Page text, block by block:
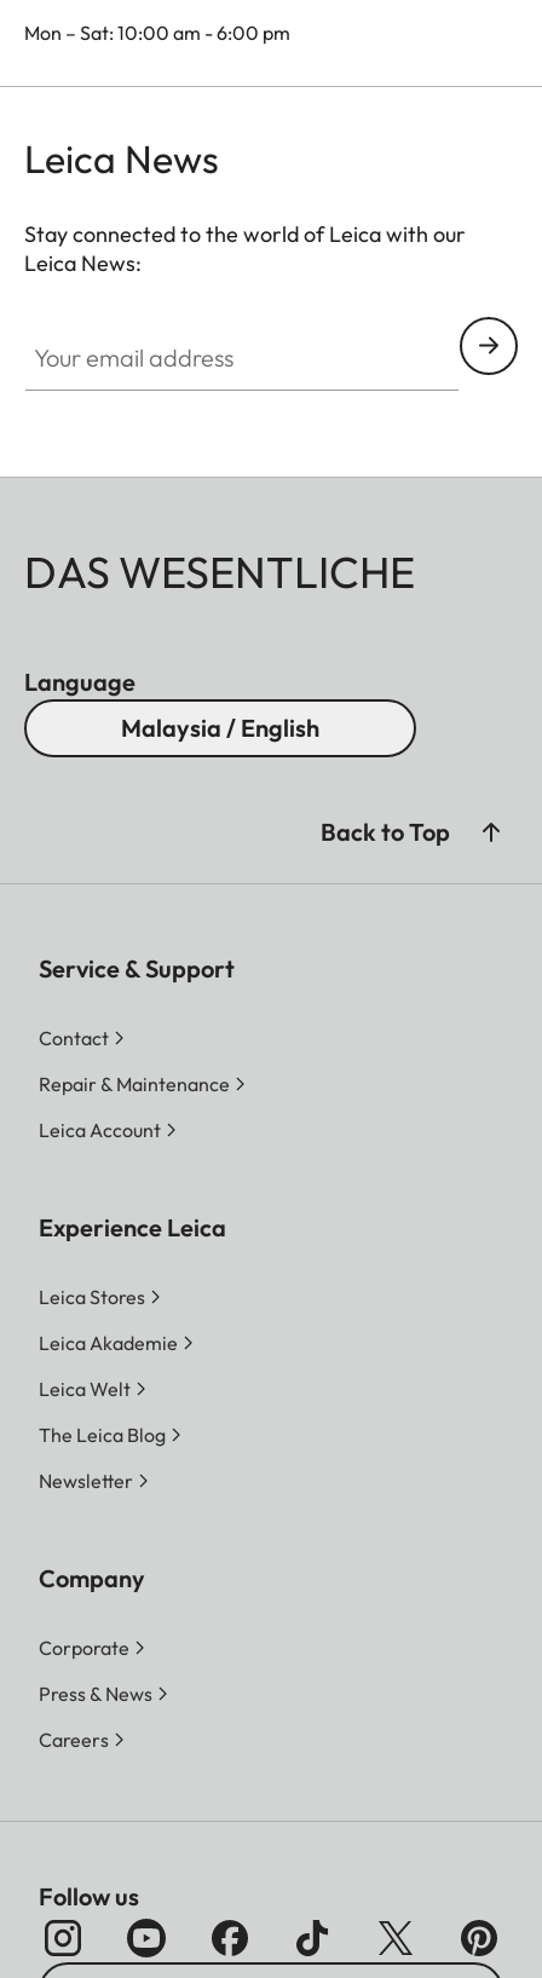
Mon – Sat: 10:00 am - 6:00 pm
Leica News
Stay connected to the world of Leica with our
Leica News:
DAS WESENTLICHE
Language
Malaysia / English
Back to Top
Service & Support
Contact
Repair & Maintenance
Leica Account
Experience Leica
Leica Stores
Leica Akademie
Leica Welt
The Leica Blog
Newsletter
Company
Corporate
Press & News
Careers
Follow us